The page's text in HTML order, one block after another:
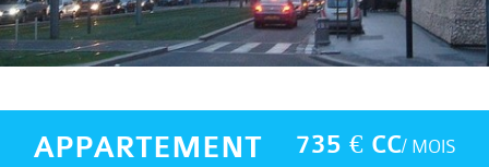
735 € CC/ MOIS
APPARTEMENT